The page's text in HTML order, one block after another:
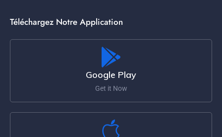
Téléchargez Notre Application
Google Play
Get it Now